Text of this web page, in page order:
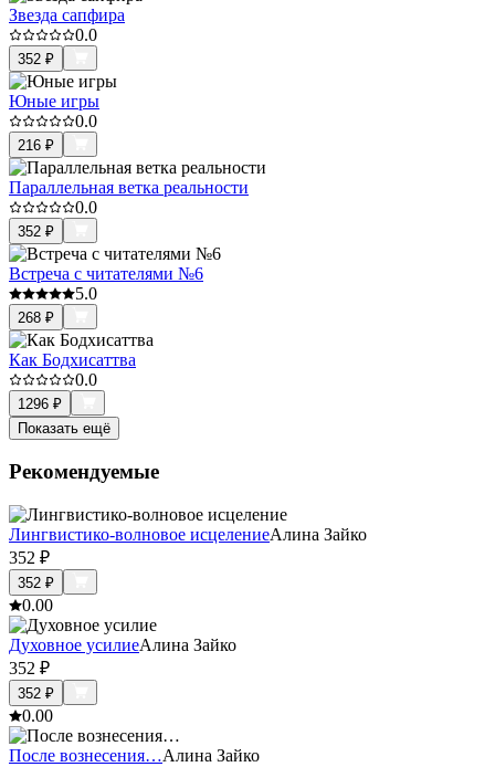
Звезда сапфира
0.0
352 ₽
Юные игры
0.0
216 ₽
Параллельная ветка реальности
0.0
352 ₽
Встреча с читателями №6
5.0
268 ₽
Как Бодхисаттва
0.0
1296 ₽
Показать ещё
Рекомендуемые
Лингвистико-волновое исцелениеАлина Зайко
352 ₽
352 ₽
0.00
Духовное усилиеАлина Зайко
352 ₽
352 ₽
0.00
После вознесения…Алина Зайко